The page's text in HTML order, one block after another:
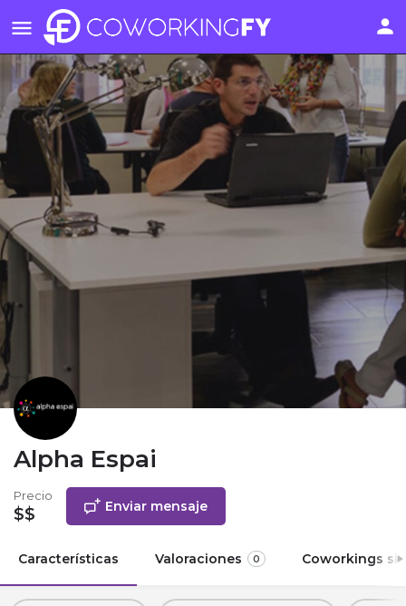
Alpha Espai
Precio
$$ Enviar mensaje
Características Valoraciones 0 Coworkings